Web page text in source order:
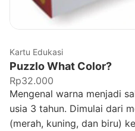
Kartu Edukasi
Puzzlo What Color?
Rp32.000
Mengenal warna menjadi
usia 3 tahun. Dimulai dari
(merah, kuning, dan biru)